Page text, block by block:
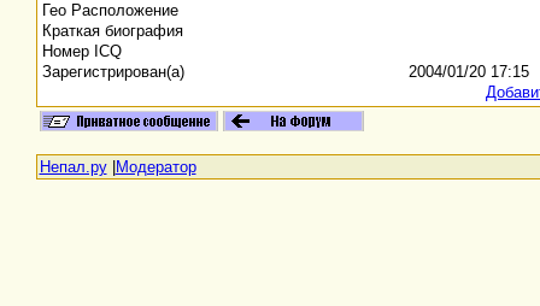
Гео Расположение
Краткая биография
Номер ICQ
Зарегистрирован(а)
2004/01/20 17:15
Непал.ру| Модератор